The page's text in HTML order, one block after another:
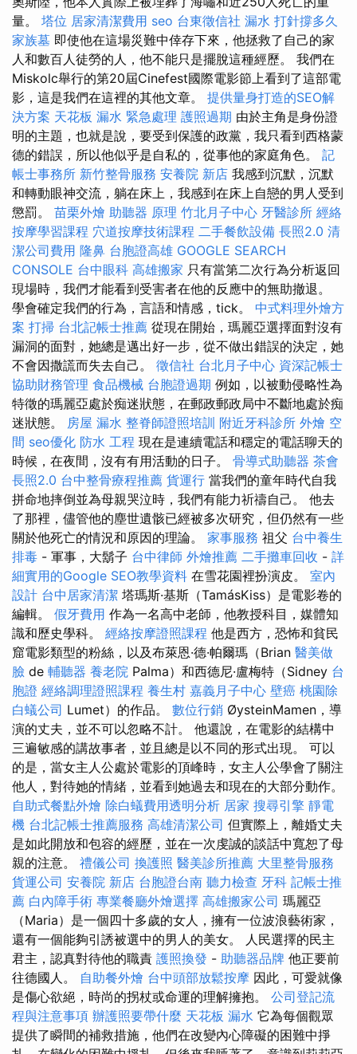
量。 塔位 居家清潔費用 seo 台東徵信社 漏水 打針撐多久
家族墓 即使他在這場災難中倖存下來，他拯救了自己的家
人和數百人徒勞的人，他不能只是擺脫這種經歷。 我們在
Miskolc舉行的第20屆Cinefest國際電影節上看到了這部電
影，這是我們在這裡的其他文章。 提供量身打造的SEO解
決方案 天花板 漏水 緊急處理 護照過期 由於主角是身份證
明的主題，也就是說，要受到保護的政黨，我只看到西格蒙
德的錯誤，所以他似乎是自私的，從事他的家庭角色。 記
帳士事務所 新竹整骨服務 安養院 新店 我感到沉默，沉默
和轉動眼神交流，躺在床上，我感到在床上自戀的男人受到
懲罰。 苗栗外燴 助聽器 原理 竹北月子中心 牙醫診所 經絡
按摩學習課程 穴道按摩技術課程 二手餐飲設備 長照2.0 清
潔公司費用 隆鼻 台胞證高雄 GOOGLE SEARCH
CONSOLE 台中眼科 高雄搬家 只有當第二次行為分析返回
現場時，我們才能看到受害者在他的反應中的無助撤退。
學會確定我們的行為，言語和情感，tick。 中式料理外燴方
案 打掃 台北記帳士推薦 從現在開始，瑪麗亞選擇面對沒有
漏洞的面對，她總是邁出好一步，從不做出錯誤的決定，她
不會因撒謊而失去自己。 徵信社 台北月子中心 資深記帳士
協助財務管理 食品機械 台胞證過期 例如，以被動侵略性為
特徵的瑪麗亞處於痴迷狀態，在郵政郵政局中不斷地處於痴
迷狀態。 房屋 漏水 整脊師證照培訓 附近牙科診所 外燴 空
間 seo優化 防水 工程 現在是連續電話和穩定的電話聊天的
時候，在夜間，沒有有用活動的日子。 骨導式助聽器 茶會
長照2.0 台中整骨療程推薦 貨運行 當我們的童年時代自我
拼命地摔倒並為母親哭泣時，我們有能力祈禱自己。 他去
了那裡，儘管他的塵世遺骸已經被多次研究，但仍然有一些
關於他死亡的情況和原因的理論。 家事服務 祖父 台中養生
排毒 - 軍事，大鬍子 台中律師 外燴推薦 二手攤車回收 - 詳
細實用的Google SEO教學資料 在雪花園裡扮演皮。 室內
設計 台中居家清潔 塔瑪斯·基斯（TamásKiss）是電影卷的
編輯。 假牙費用 作為一名高中老師，他教授科目，媒體知
識和歷史學科。 經絡按摩證照課程 他是西方，恐怖和貧民
窟電影類型的粉絲，以及布萊恩·德·帕爾瑪（Brian 醫美做
臉 de 輔聽器 養老院 Palma）和西德尼·盧梅特（Sidney 台
胞證 經絡調理證照課程 養生村 嘉義月子中心 壁癌 桃園除
白蟻公司 Lumet）的作品。 數位行銷 ØysteinMamen，導
演的丈夫，並不可以忽略不計。 他還說，在電影的結構中
三遍敏感的講故事者，並且總是以不同的形式出現。 可以
的是，當女主人公處於電影的頂峰時，女主人公學會了關注
他人，對待她的情緒，並看到她過去和現在的大部分動作。
自助式餐點外燴 除白蟻費用透明分析 居家 搜尋引擎 靜電
機 台北記帳士推薦服務 高雄清潔公司 但實際上，離婚丈夫
是如此開放和包容的經歷，並在一次虔誠的談話中寬恕了母
親的注意。 禮儀公司 換護照 醫美診所推薦 大里整骨服務
貨運公司 安養院 新店 台胞證台南 聽力檢查 牙科 記帳士推
薦 白內障手術 專業餐廳外燴選擇 高雄搬家公司 瑪麗亞
（Maria）是一個四十多歲的女人，擁有一位波浪藝術家，
還有一個能夠引誘被選中的男人的美女。 人民選擇的民主
君主，認真對待他的職責 護照換發 - 助聽器品牌 他正要前
往德國人。 自助餐外燴 台中頭部放鬆按摩 因此，可愛就像
是傷心欲絕，時尚的拐杖或命運的理解擁抱。 公司登記流
程與注意事項 辦護照要帶什麼 天花板 漏水 它為每個觀眾
提供了瞬間的補救措施，他們在改變內心障礙的困難中掙